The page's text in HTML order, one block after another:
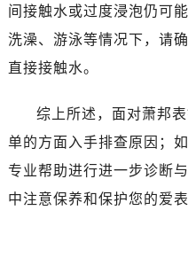
间接触水或过度浸泡仍可
洗澡、游泳等情况下，请
直接接触水。
综上所述，面对萧邦
单的方面入手排查原因；
专业帮助进行进一步诊断
中注意保养和保护您的爱